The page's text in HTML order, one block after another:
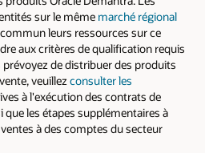
sur le même marché régional
leurs ressources sur ce
aux critères de qualification requis
de distribuer des produits
veuillez consulter les
à l'exécution des contrats de
les étapes supplémentaires à
à des comptes du secteur